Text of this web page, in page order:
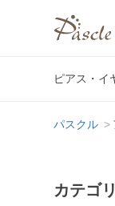
ピアス・イ
パスクル
カテゴ